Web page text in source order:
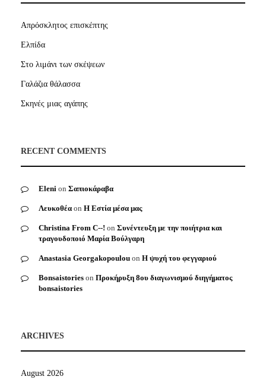
Απρόσκλητος επισκέπτης
Ελπίδα
Στο λιμάνι των σκέψεων
Γαλάζια θάλασσα
Σκηνές μιας αγάπης
RECENT COMMENTS
Eleni on Σαπιοκάραβα
Λευκοθέα on Η Εστία μέσα μας
Christina From C--! on Συνέντευξη με την ποιήτρια και
τραγουδοποιό Μαρία Βούλγαρη
Anastasia Georgakopoulou on Η ψυχή του φεγγαριού
Bonsaistories on Προκήρυξη 8ου διαγωνισμού διηγήματος
bonsaistories
ARCHIVES
August 2026